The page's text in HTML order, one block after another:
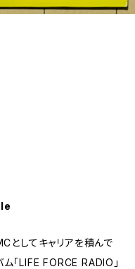
としてキャリアを積んで
「LIFE FORCE RADIO」